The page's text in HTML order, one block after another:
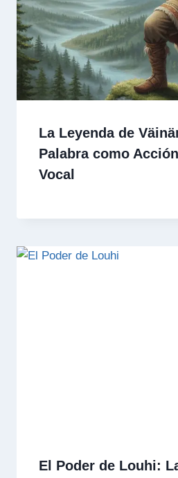
La Leyenda de
Palabra como
Vocal
El Poder de Louhi: